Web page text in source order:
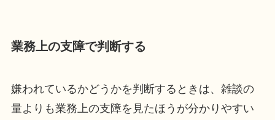
業務上の支障で判断する
嫌われているかどうかを判断するときは、雑談の
量よりも業務上の支障を見たほうが分かりやすい